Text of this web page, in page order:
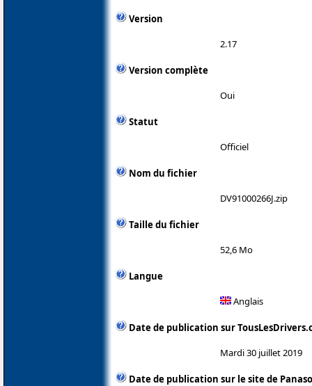
Version
2.17
Version complète
Oui
Statut
Officiel
Nom du fichier
DV91000266J.zip
Taille du fichier
52,6 Mo
Langue
Anglais
Date de publication sur
Mardi 30 juillet 2019
Date de publication sur le site de